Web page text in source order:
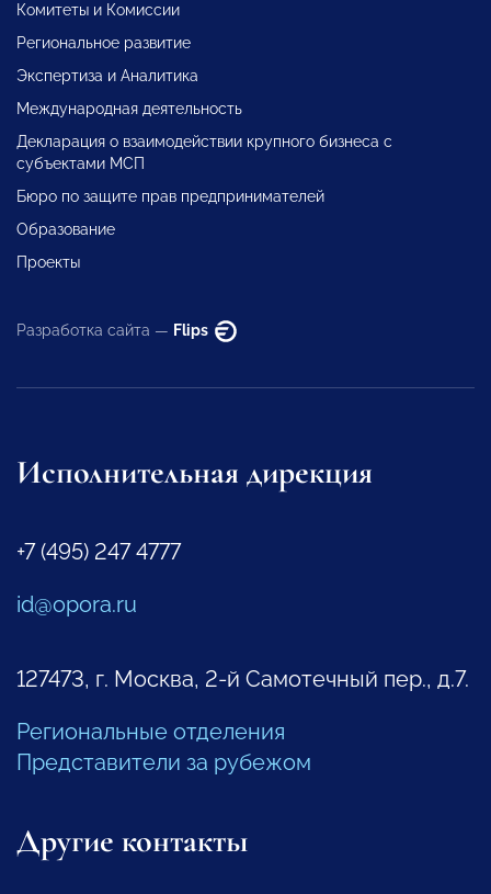
Комитеты и Комиссии
Региональное развитие
Экспертиза и Аналитика
Международная деятельность
Декларация о взаимодействии крупного бизнеса с
субъектами МСП
Бюро по защите прав предпринимателей
Образование
Проекты
Разработка сайта — Flips
Исполнительная дирекция
+7 (495) 247 4777
id@opora.ru
127473, г. Москва, 2-й Самотечный пер., д.7.
Региональные отделения
Представители за рубежом
Другие контакты